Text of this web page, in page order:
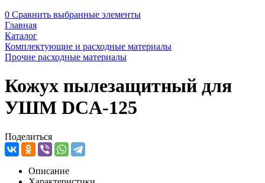
0 Сравнить выбранные элементы
Главная
Каталог
Комплектующие и расходные материалы
Прочие расходные материалы
Кожух пылезащитный для
УШМ DCA-125
Поделиться
Описание